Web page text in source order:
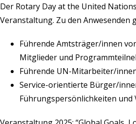
Der Rotary Day at the United
Veranstaltung. Zu den Anwesenden
Führende Amtsträger/innen
Mitglieder und
Führende UN-Mitarbeiter/
Service-orientierte Bürger/
Führungspersönlichkeiten